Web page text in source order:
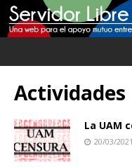
Actividades
La UAM
20/03/2021